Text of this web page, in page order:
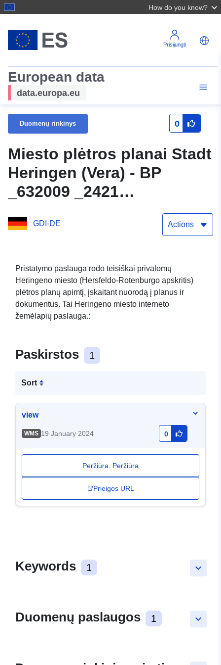
How do you know?
Prisijungti
European data
data.europa.eu
Duomenų rinkinys 0
Miesto plėtros planai Stadt
Heringen (Vera) - BP
_632009 _2421
_000Part1
GDI-DE Actions
Pristatymo paslauga rodo teisiškai privalomų
Heringeno miesto (Hersfeldo-Rotenburgo apskritis)
plėtros planų apimtį, įskaitant nuorodą į planus ir
dokumentus. Tai Heringeno miesto interneto
žemėlapių paslauga.:
Paskirstos 1
Sort
view
WMS 19 January 2024 0
Peržiūra. Peržiūra
Prieigos URL
keyboard_arrow_down
Keywords 1
keyboard_arrow_down
Duomenų paslaugos 1